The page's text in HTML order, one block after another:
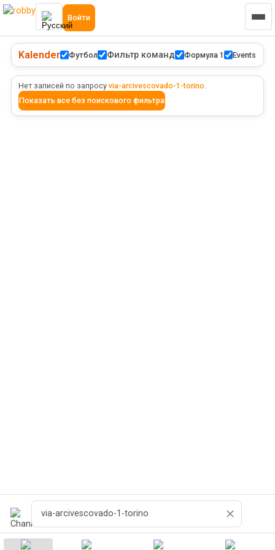
Войти
Kalender Футбол Фильтр команд Формула 1 Events
Нет записей по запросу via-arcivescovado-1-torino.
Показать все без поискового фильтра
Поиск